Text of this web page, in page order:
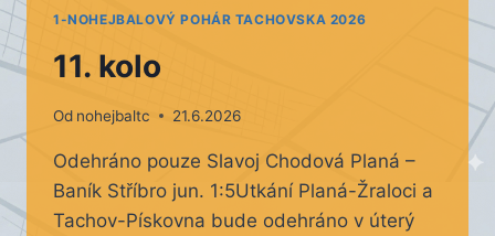
1-NOHEJBALOVÝ POHÁR TACHOVSKA 2026
11. kolo
Od nohejbaltc 21.6.2026
Odehráno pouze Slavoj Chodová Planá –
Baník Stříbro jun. 1:5Utkání Planá-Žraloci a
Tachov-Pískovna bude odehráno v úterý